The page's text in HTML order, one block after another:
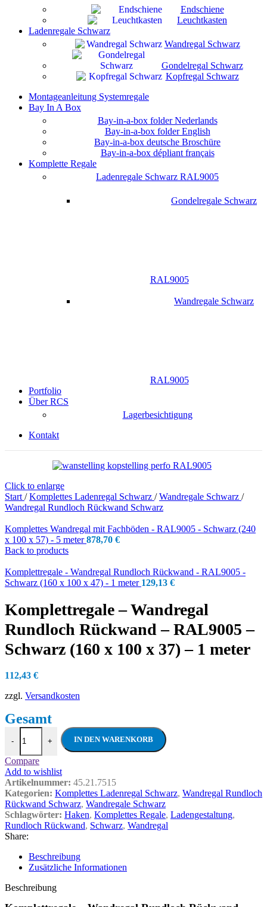
Endschiene
Leuchtkasten
Ladenregale Schwarz
Wandregal Schwarz
Gondelregal Schwarz
Kopfregal Schwarz
Montageanleitung Systemregale
Bay In A Box
Bay-in-a-box folder Nederlands
Bay-in-a-box folder English
Bay-in-a-box deutsche Broschüre
Bay-in-a-box dépliant français
Komplette Regale
Ladenregale Schwarz RAL9005
Gondelregale Schwarz
RAL9005
Wandregale Schwarz
RAL9005
Portfolio
Über RCS
Lagerbesichtigung
Kontakt
Click to enlarge
Start / Komplettes Ladenregal Schwarz / Wandregale Schwarz /
Wandregal Rundloch Rückwand Schwarz
Komplettes Wandregal mit Fachböden - RAL9005 - Schwarz (240
x 100 x 57) - 5 meter878,70 €
Back to products
Komplettregale - Wandregal Rundloch Rückwand - RAL9005 -
Schwarz (160 x 100 x 47) - 1 meter 129,13 €
Komplettregale – Wandregal
Rundloch Rückwand – RAL9005 –
Schwarz (160 x 100 x 37) – 1 meter
112,43 €
zzgl. Versandkosten
-Komplettregale - Wandregal Rundloch
+ IN DEN WARENKORB
Compare
Add to wishlist
Artikelnummer: 45.21.7515
Kategorien: Komplettes Ladenregal Schwarz, Wandregal Rundloch
Rückwand Schwarz, Wandregale Schwarz
Schlagwörter: Haken, Komplettes Regale, Ladengestaltung,
Rundloch Rückwand, Schwarz, Wandregal
Share:
Beschreibung
Zusätzliche Informationen
Beschreibung